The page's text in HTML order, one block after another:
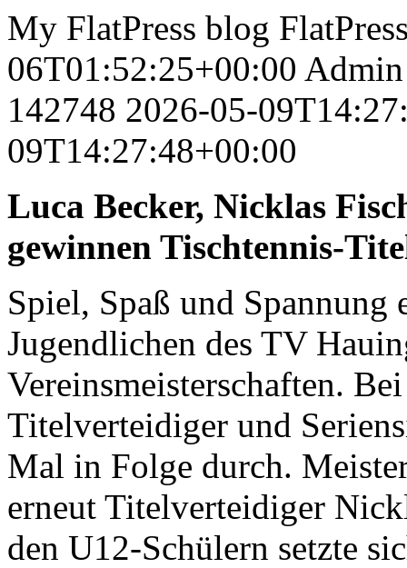
My FlatPress blog
06T01:52:25+00:00 Admin
142748 2026-05-
09T14:27:48+00:00
Luca Becker, Nicklas
gewinnen Tischtennis-
Spiel, Spaß und
Jugendlichen des TV
Vereinsmeisterschaften.
Titelverteidiger und
Mal in Folge durch.
erneut Titelverteidiger
den U12-Schülern setzte